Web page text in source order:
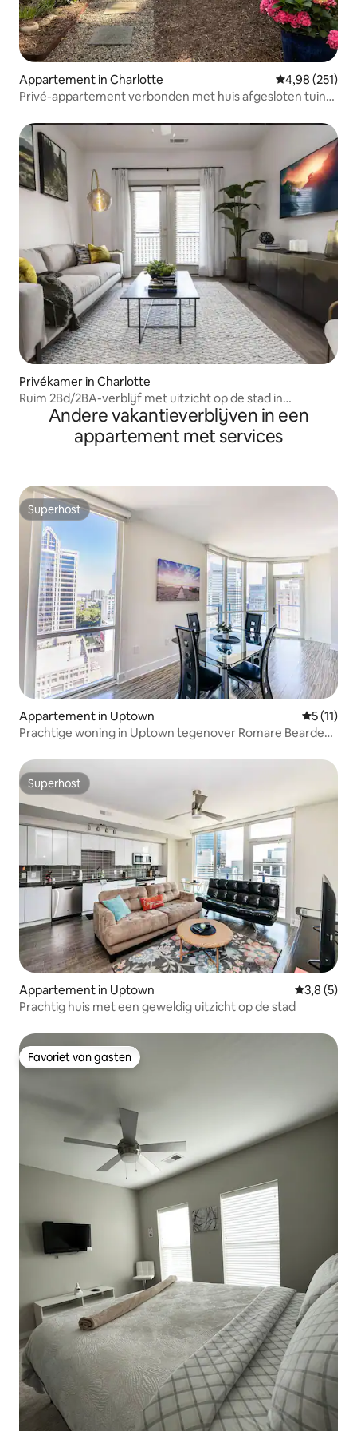
Appartement in Charlotte Gemiddelde
4,98 (251)
Privé-appartement verbonden met huis afgesloten tuin
Privékamer in Charlotte
Ruim 2Bd/2BA-verblijf met uitzicht op de stad in
CharlotteAndere vakantieverblijven in een
appartement met services
Superhost
Superhost
Appartement in Uptown
5 (11)
Prachtige woning in Uptown tegenover Romare Bearden
Superhost
Superhost
Appartement in Uptown
3,8 (5)
Prachtig huis met een geweldig uitzicht op de stad
Favoriet van gasten
Favoriet van gasten